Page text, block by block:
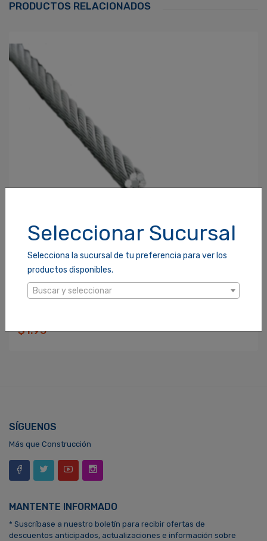
Seleccionar Sucursal
Selecciona la sucursal de tu preferencia para ver los
productos disponibles.
Buscar y seleccionar
¿Olvidaste tu Contraseña?
Recordarme
PRODUCTOS RELACIONADOS
$1.95
SÍGUENOS
Más que Construcción
MANTENTE INFORMADO
* Suscríbase a nuestro boletín para recibir ofertas de
descuentos anticipados, actualizaciones e información sobre